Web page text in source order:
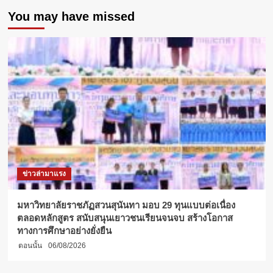
จับ
มือ The
Ocean
กล้อง
และ AI วิเคราะห์
ปริมาณ
และ
เส้น
ทาง
ขยะ
ใน
แม่น้ำ
หวัง
วาง
แนวทาง
การ
จัดการ
ขยะ
ก่อน
ออก
You may have missed
ข่าวล่ามาแรง
มหาวิทยาลัยราชภัฏสวนสุนันทา มอบ 29 ทุนแบบต่อเนื่อง
ตลอดหลักสูตร สนับสนุนเยาวชนเรียนจนจบ สร้างโอกาส
ทางการศึกษาอย่างยั่งยืน
ตอนนั้น 06/08/2026